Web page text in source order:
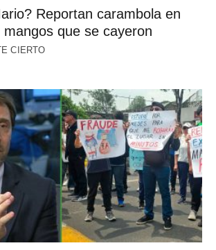
Reportan carambola en
que se cayeron
CIERTO